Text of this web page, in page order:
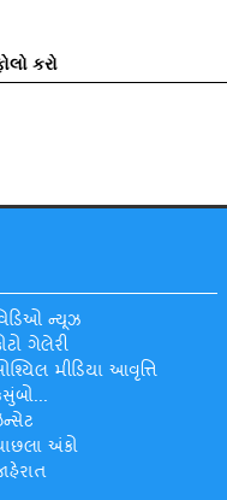
કરો
ન્યૂઝ
ગેલેરી
મીડિયા આવૃત્તિ
અંકો